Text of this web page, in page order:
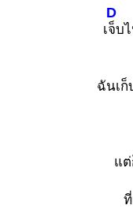
เ
D
จ็บ
ฉันเก็
แ